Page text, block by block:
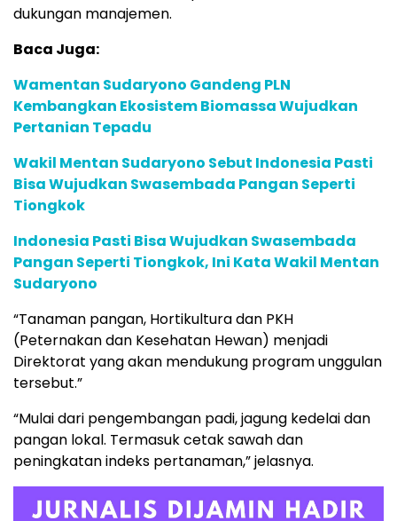
dukungan manajemen.
Baca Juga:
Wamentan Sudaryono Gandeng PLN
Kembangkan Ekosistem Biomassa Wujudkan
Pertanian Tepadu
Wakil Mentan Sudaryono Sebut Indonesia Pasti
Bisa Wujudkan Swasembada Pangan Seperti
Tiongkok
Indonesia Pasti Bisa Wujudkan Swasembada
Pangan Seperti Tiongkok, Ini Kata Wakil Mentan
Sudaryono
“Tanaman pangan, Hortikultura dan PKH
(Peternakan dan Kesehatan Hewan) menjadi
Direktorat yang akan mendukung program unggulan
tersebut.”
“Mulai dari pengembangan padi, jagung kedelai dan
pangan lokal. Termasuk cetak sawah dan
peningkatan indeks pertanaman,” jelasnya.